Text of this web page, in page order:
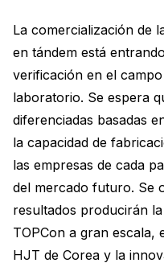
La comercialización de
en tándem está
verificación en el
laboratorio. Se espera
diferenciadas basadas
la capacidad de
las empresas de cada
del mercado futuro. Se
resultados producirán
TOPCon a gran escala,
HJT de Corea y la